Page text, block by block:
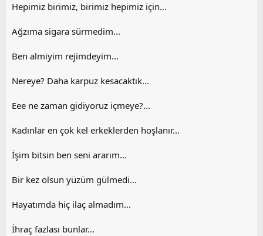
Hepimiz birimiz, birimiz hepimiz için...
Ağzıma sigara sürmedim...
Ben almiyim rejimdeyim...
Nereye? Daha karpuz kesacaktık...
Eee ne zaman gidiyoruz içmeye?...
Kadınlar en çok kel erkeklerden hoşlanır...
İşim bitsin ben seni ararım...
Bir kez olsun yüzüm gülmedi...
Hayatımda hiç ilaç almadım...
İhraç fazlası bunlar...